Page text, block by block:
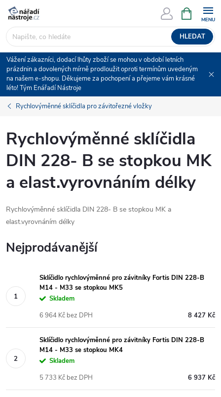
Přejít
obsah
HLEDAT
NÁKUPNÍ
KOŠÍK
Vážení zákazníci, dodací lhůty zboží se mohou v období letních
prázdnin a dovolených mírně prodloužit oproti termínům uvedeným
na našem e-shopu. Děkujeme za pochopení a přejeme vám krásné
léto! Tým Enářadí Nástroje
Rychlovýměnné sklíčidla pro závitořezné vložky
Rychlovýměnné sklíčidla
DIN 228- B se stopkou MK
a elast.vyrovnáním délky
Rychlovýměnné sklíčidla DIN 228- B se stopkou MK a
elast.vyrovnáním délky
Nejprodávanější
Sklíčidlo rychlovýměnné pro závitníky Fortis DIN 228-B
M14 - M33 se stopkou MK5
Skladem
8 427 Kč
6 964 Kč bez DPH
Sklíčidlo rychlovýměnné pro závitníky Fortis DIN 228-B
M14 - M33 se stopkou MK4
Skladem
6 937 Kč
5 733 Kč bez DPH